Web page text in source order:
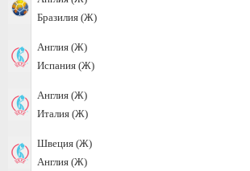
Бразилия (Ж)
Англия (Ж)
Испания (Ж)
Англия (Ж)
Италия (Ж)
Швеция (Ж)
Англия (Ж)